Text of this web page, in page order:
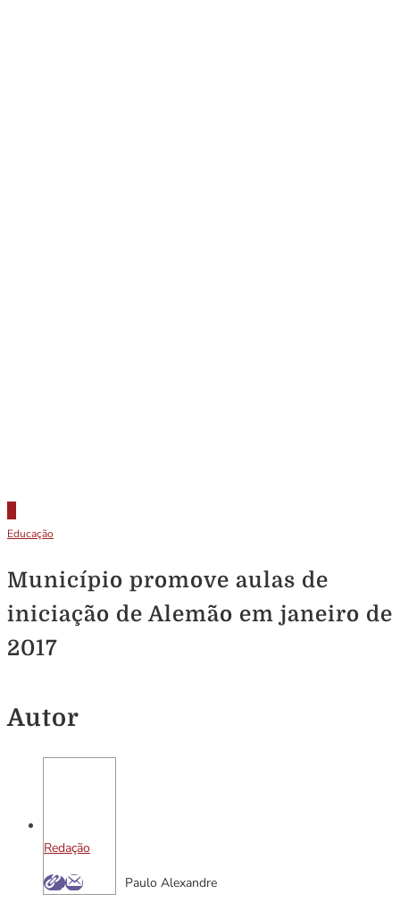
Educação
Município promove aulas de
iniciação de Alemão em janeiro de
2017
Autor
Redação
Paulo Alexandre